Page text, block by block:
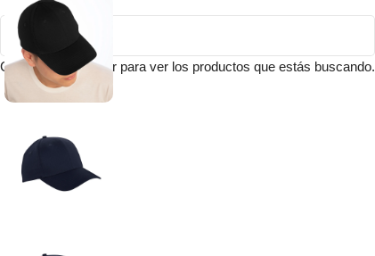
Comienza a escribir para ver los productos que estás buscando.